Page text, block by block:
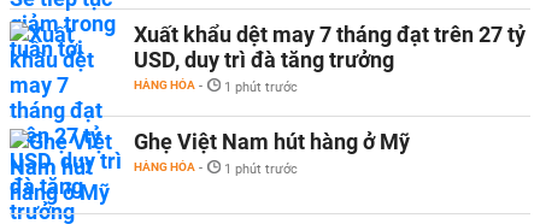
Xuất khẩu dệt may 7 tháng đạt trên 27 tỷ
USD, duy trì đà tăng trưởng
HÀNG HÓA - 1 phút trước
Ghẹ Việt Nam hút hàng ở Mỹ
HÀNG HÓA - 1 phút trước